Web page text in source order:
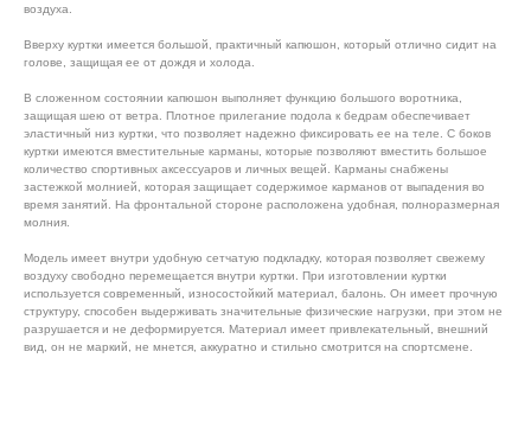
воздуха.
Вверху куртки имеется большой, практичный капюшон, который отлично сидит на
голове, защищая ее от дождя и холода.
В сложенном состоянии капюшон выполняет функцию большого воротника,
защищая шею от ветра. Плотное прилегание подола к бедрам обеспечивает
эластичный низ куртки, что позволяет надежно фиксировать ее на теле. С боков
куртки имеются вместительные карманы, которые позволяют вместить большое
количество спортивных аксессуаров и личных вещей. Карманы снабжены
застежкой молнией, которая защищает содержимое карманов от выпадения во
время занятий. На фронтальной стороне расположена удобная, полноразмерная
молния.
Модель имеет внутри удобную сетчатую подкладку, которая позволяет свежему
воздуху свободно перемещается внутри куртки. При изготовлении куртки
используется современный, износостойкий материал, балонь. Он имеет прочную
структуру, способен выдерживать значительные физические нагрузки, при этом не
разрушается и не деформируется. Материал имеет привлекательный, внешний
вид, он не маркий, не мнется, аккуратно и стильно смотрится на спортсмене.